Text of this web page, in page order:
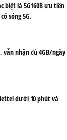
biệt là 5G160B ưu tiên
sóng 5G.
nhận đủ 4GB/ngày
dưới 10 phút và